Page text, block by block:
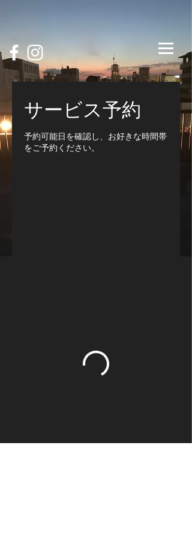
サービス予約
予約可能日を確認し、お好きな時間帯
をご予約ください。